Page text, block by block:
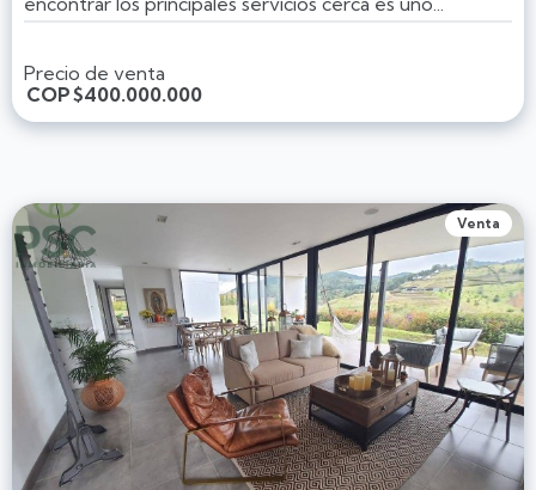
Precio de venta
COP$400.000.000
Venta